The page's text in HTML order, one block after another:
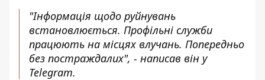
"Інформація щодо руйнувань
встановлюється. Профільні служби
працюють на місцях влучань. Попередньо
без постраждалих", - написав він у
Telegram.